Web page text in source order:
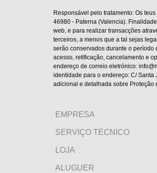
Responsável pelo tratamento: Os
46980 - Paterna (Valencia).
web, e para realizar transacções
terceiros, a menos que a tal sejas
serão conservados durante o período
acesso, retificação, cancelamento e
endereço de correio eletrónico:
identidade para o endereço: C/ Santa
adicional e detalhada sobre Proteção
EMPRESA
SERVIÇO TÉCNICO
LOJA
ALUGUER